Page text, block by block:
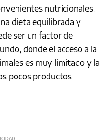
nutricionales,
dieta equilibrada y
ser un factor de
donde el acceso a la
es muy limitado y la
pocos productos